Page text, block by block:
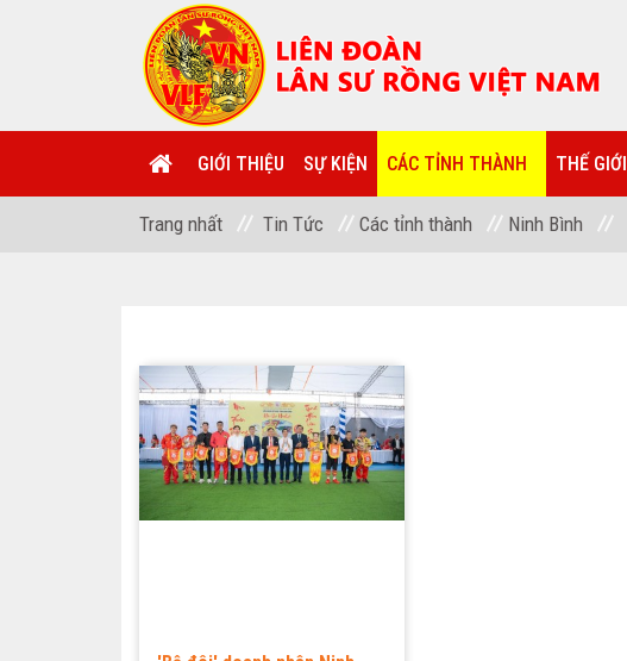
GIỚI THIỆU SỰ KIỆN CÁC TỈNH THÀNH THẾ GIỚI
Trang nhất Tin Tức Các tỉnh thành Ninh Bình